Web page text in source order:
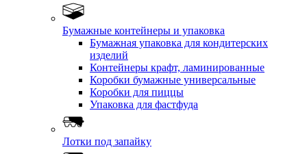
Бумажные контейнеры и упаковка
Бумажная упаковка для кондитерских
изделий
Контейнеры крафт, ламинированные
Коробки бумажные универсальные
Коробки для пиццы
Упаковка для фастфуда
Лотки под запайку